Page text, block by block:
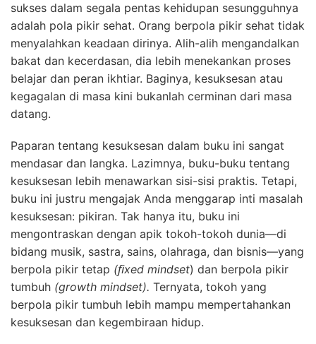
sukses dalam segala pentas kehidupan sesungguhnya
adalah pola pikir sehat. Orang berpola pikir sehat tidak
menyalahkan keadaan dirinya. Alih-alih mengandalkan
bakat dan kecerdasan, dia lebih menekankan proses
belajar dan peran ikhtiar. Baginya, kesuksesan atau
kegagalan di masa kini bukanlah cerminan dari masa
datang.
Paparan tentang kesuksesan dalam buku ini sangat
mendasar dan langka. Lazimnya, buku-buku tentang
kesuksesan lebih menawarkan sisi-sisi praktis. Tetapi,
buku ini justru mengajak Anda menggarap inti masalah
kesuksesan: pikiran. Tak hanya itu, buku ini
mengontraskan dengan apik tokoh-tokoh dunia—di
bidang musik, sastra, sains, olahraga, dan bisnis—yang
berpola pikir tetap (ﬁxed mindset) dan berpola pikir
tumbuh (growth mindset). Ternyata, tokoh yang
berpola pikir tumbuh lebih mampu mempertahankan
kesuksesan dan kegembiraan hidup.